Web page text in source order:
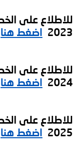
2023 اضغط هنا
2024 اضغط هنا
2025 اضغط هنا